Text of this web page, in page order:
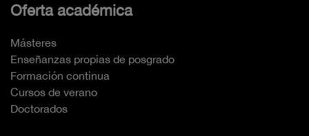
Oferta académica
Másteres
Enseñanzas propias de posgrado
Formación continua
Cursos de verano
Doctorados